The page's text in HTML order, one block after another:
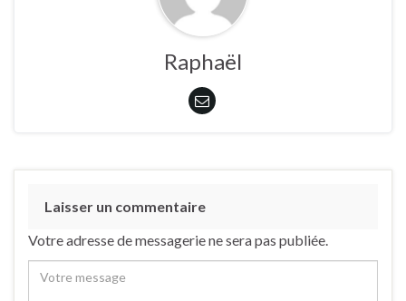
Raphaël
Laisser un commentaire
Votre adresse de messagerie ne sera pas publiée.